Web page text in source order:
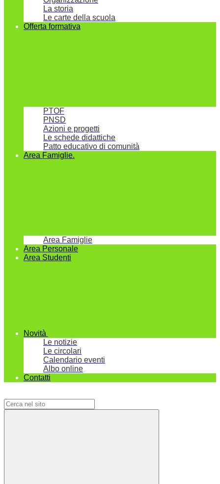
La storia
Le carte della scuola
Offerta formativa
PTOF
PNSD
Azioni e progetti
Le schede didattiche
Patto educativo di comunità
Area Famiglie.
Area Famiglie
Area Personale
Area Studenti
Novità
Le notizie
Le circolari
Calendario eventi
Albo online
Contatti